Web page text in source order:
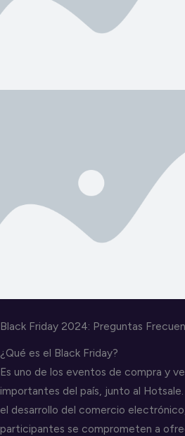
Black Friday 2024: Preguntas
¿Qué es el Black Friday?
Es uno de los eventos de compra y
importantes del país, junto al
el desarrollo del comercio
participantes se comprometen a